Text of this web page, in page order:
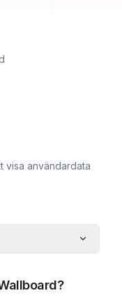
visa användardata